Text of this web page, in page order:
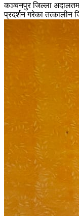
कञ्चनपुर जिल्ला
प्रदर्शन गरेका तत्कालीन